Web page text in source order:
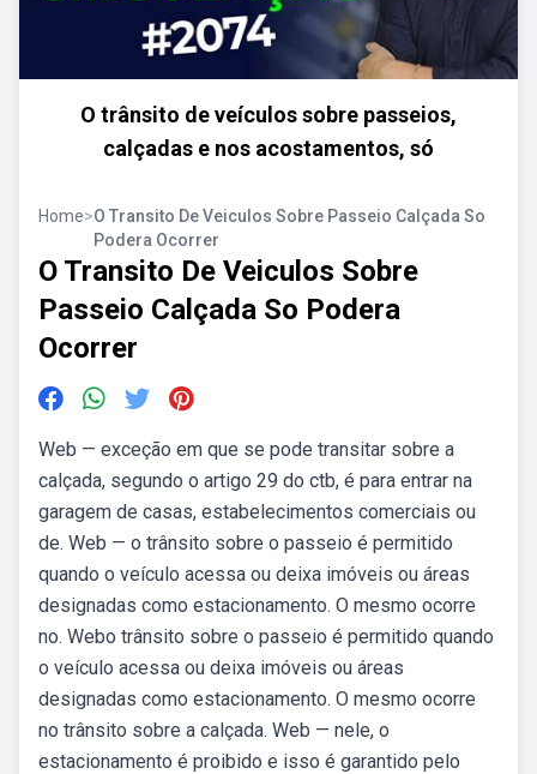
O trânsito de veículos sobre passeios,
calçadas e nos acostamentos, só
Home>O Transito De Veiculos Sobre Passeio Calçada So
Podera Ocorrer
O Transito De Veiculos Sobre
Passeio Calçada So Podera
Ocorrer
Web — exceção em que se pode transitar sobre a
calçada, segundo o artigo 29 do ctb, é para entrar na
garagem de casas, estabelecimentos comerciais ou
de. Web — o trânsito sobre o passeio é permitido
quando o veículo acessa ou deixa imóveis ou áreas
designadas como estacionamento. O mesmo ocorre
no. Webo trânsito sobre o passeio é permitido quando
o veículo acessa ou deixa imóveis ou áreas
designadas como estacionamento. O mesmo ocorre
no trânsito sobre a calçada. Web — nele, o
estacionamento é proibido e isso é garantido pelo